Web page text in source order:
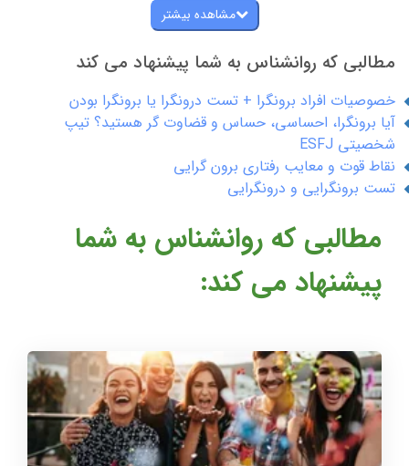
مشاهده بیشتر
مطالبی که روانشناس به شما پیشنهاد می کند
خصوصیات افراد برونگرا + تست درونگرا یا برونگرا بودن
آیا برونگرا، احساسی، حساس و قضاوت گر هستید؟ تیپ
شخصیتی ESFJ
نقاط قوت و معایب رفتاری برون گرایی
تست برونگرایی و درونگرایی
مطالبی که روانشناس به شما
پیشنهاد می کند: